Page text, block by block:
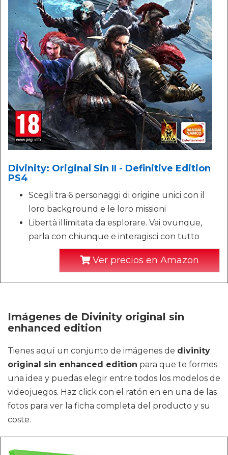
Divinity: Original Sin II - Definitive Edition
PS4
Scegli tra 6 personaggi di origine unici con il
loro background e le loro missioni
Libertà illimitata da esplorare. Vai ovunque,
parla con chiunque e interagisci con tutto
Ver precios en Amazon
Imágenes de Divinity original sin
enhanced edition
Tienes aquí un conjunto de imágenes de divinity
original sin enhanced edition para que te formes
una idea y puedas elegir entre todos los modelos de
videojuegos. Haz click con el ratón en en una de las
fotos para ver la ficha completa del producto y su
coste.